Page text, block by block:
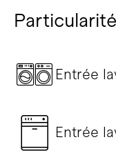
Entrée
Entrée